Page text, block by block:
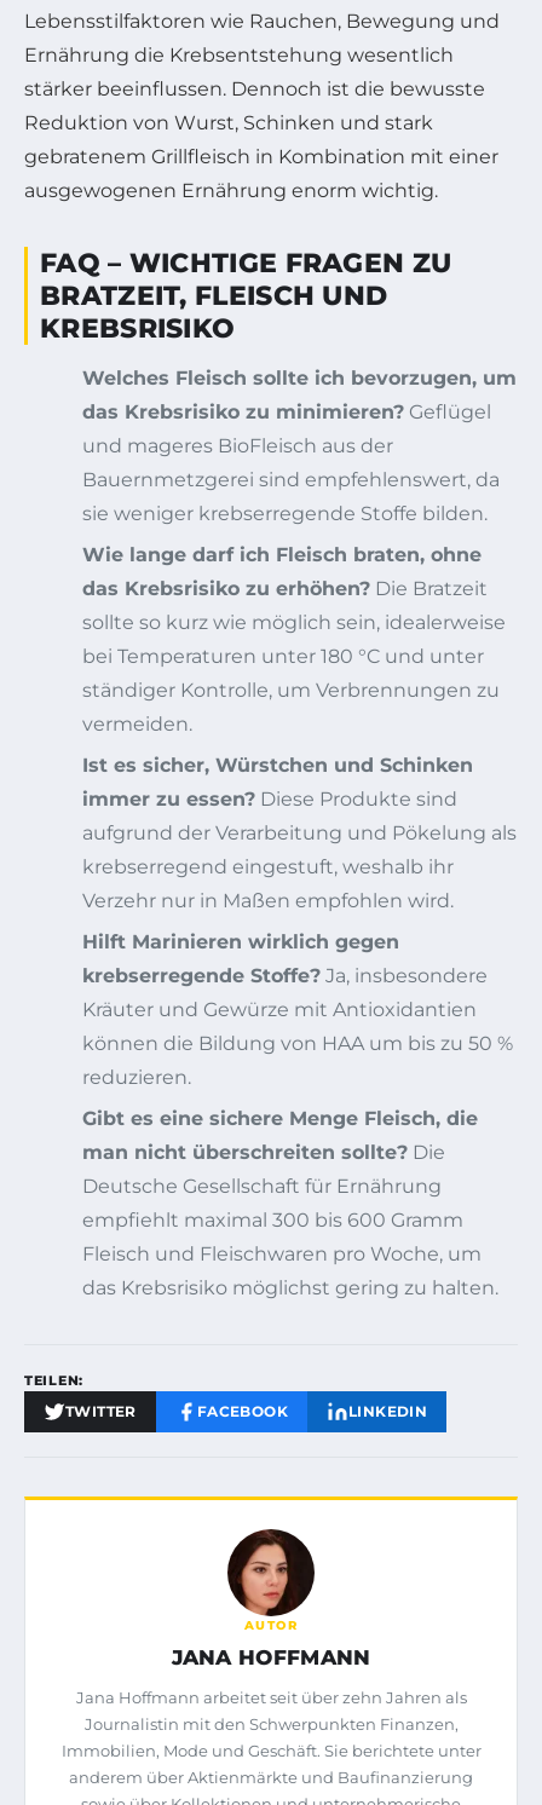
Lebensstilfaktoren wie Rauchen, Bewegung und
Ernährung die Krebsentstehung wesentlich
stärker beeinflussen. Dennoch ist die bewusste
Reduktion von Wurst, Schinken und stark
gebratenem Grillfleisch in Kombination mit einer
ausgewogenen Ernährung enorm wichtig.
FAQ – WICHTIGE FRAGEN ZU
BRATZEIT, FLEISCH UND
KREBSRISIKO
Welches Fleisch sollte ich bevorzugen, um
das Krebsrisiko zu minimieren? Geflügel
und mageres BioFleisch aus der
Bauernmetzgerei sind empfehlenswert, da
sie weniger krebserregende Stoffe bilden.
Wie lange darf ich Fleisch braten, ohne
das Krebsrisiko zu erhöhen? Die Bratzeit
sollte so kurz wie möglich sein, idealerweise
bei Temperaturen unter 180 °C und unter
ständiger Kontrolle, um Verbrennungen zu
vermeiden.
Ist es sicher, Würstchen und Schinken
immer zu essen? Diese Produkte sind
aufgrund der Verarbeitung und Pökelung als
krebserregend eingestuft, weshalb ihr
Verzehr nur in Maßen empfohlen wird.
Hilft Marinieren wirklich gegen
krebserregende Stoffe? Ja, insbesondere
Kräuter und Gewürze mit Antioxidantien
können die Bildung von HAA um bis zu 50 %
reduzieren.
Gibt es eine sichere Menge Fleisch, die
man nicht überschreiten sollte? Die
Deutsche Gesellschaft für Ernährung
empfiehlt maximal 300 bis 600 Gramm
Fleisch und Fleischwaren pro Woche, um
das Krebsrisiko möglichst gering zu halten.
TEILEN:
TWITTER FACEBOOK LINKEDIN
AUTOR
JANA HOFFMANN
Jana Hoffmann arbeitet seit über zehn Jahren als
Journalistin mit den Schwerpunkten Finanzen,
Immobilien, Mode und Geschäft. Sie berichtete unter
anderem über Aktienmärkte und Baufinanzierung